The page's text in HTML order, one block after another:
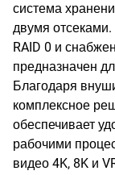
система
двумя
RAID 0 и
предназначен
Благодаря
комплексное
обеспечивает
рабочими
видео 4K, 8K и